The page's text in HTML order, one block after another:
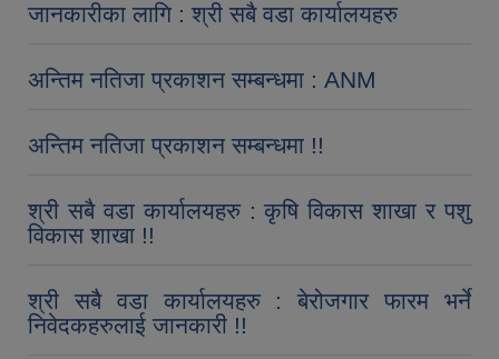
जानकारीका लागि : श्री सबै वडा कार्यालयहरु
अन्तिम नतिजा प्रकाशन सम्बन्धमा : ANM
अन्तिम नतिजा प्रकाशन सम्बन्धमा !!
श्री सबै वडा कार्यालयहरु : कृषि विकास शाखा र पशु
विकास शाखा !!
श्री सबै वडा कार्यालयहरु : बेरोजगार फारम भर्ने
निवेदकहरुलाई जानकारी !!